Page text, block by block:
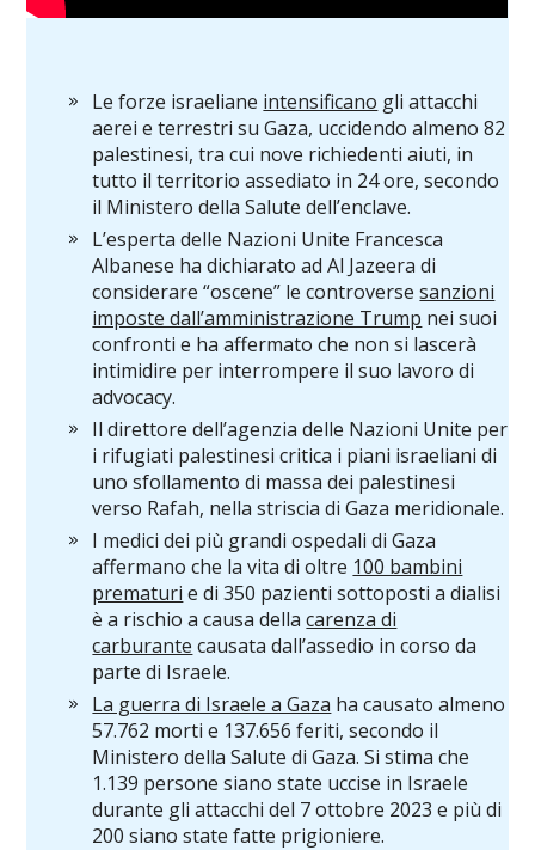
Le forze israeliane intensificano gli attacchi
aerei e terrestri su Gaza, uccidendo almeno 82
palestinesi, tra cui nove richiedenti aiuti, in
tutto il territorio assediato in 24 ore, secondo
il Ministero della Salute dell’enclave.
L’esperta delle Nazioni Unite Francesca
Albanese ha dichiarato ad Al Jazeera di
considerare “oscene” le controversesanzioni
imposte dall’amministrazione Trump nei suoi
confronti e ha affermato che non si lascerà
intimidire per interrompere il suo lavoro di
advocacy.
Il direttore dell’agenzia delle Nazioni Unite per
i rifugiati palestinesi critica i piani israeliani di
uno sfollamento di massa dei palestinesi
verso Rafah, nella striscia di Gaza meridionale.
I medici dei più grandi ospedali di Gaza
affermano che la vita di oltre 100 bambini
prematuri e di 350 pazienti sottoposti a dialisi
è a rischio a causa dellacarenza di
carburante causata dall’assedio in corso da
parte di Israele.
La guerra di Israele a Gaza ha causato almeno
57.762 morti e 137.656 feriti, secondo il
Ministero della Salute di Gaza. Si stima che
1.139 persone siano state uccise in Israele
durante gli attacchi del 7 ottobre 2023 e più di
200 siano state fatte prigioniere.